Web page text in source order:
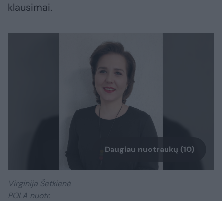
klausimai.
Daugiau nuotraukų (10)
Virginija Šetkienė
POLA nuotr.